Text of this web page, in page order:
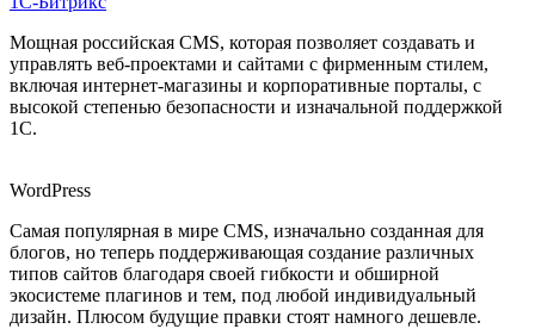
Мощная российская CMS, которая позволяет создавать и
управлять веб-проектами и сайтами с фирменным стилем,
включая интернет-магазины и корпоративные порталы, с
высокой степенью безопасности и изначальной поддержкой
1С.
WordPress
Самая популярная в мире CMS, изначально созданная для
блогов, но теперь поддерживающая создание различных
типов сайтов благодаря своей гибкости и обширной
экосистеме плагинов и тем, под любой индивидуальный
дизайн. Плюсом будущие правки стоят намного дешевле.